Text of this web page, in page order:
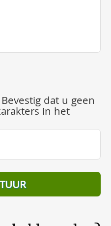
Bevestig dat u geen
in het